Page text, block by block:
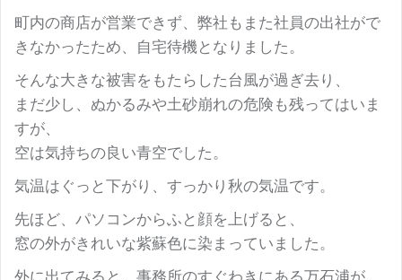
町内の商店が営業できず、弊社もまた社員の出社がで
きなかったため、自宅待機となりました。
そんな大きな被害をもたらした台風が過ぎ去り、
まだ少し、ぬかるみや土砂崩れの危険も残ってはいま
すが、
空は気持ちの良い青空でした。
気温はぐっと下がり、すっかり秋の気温です。
先ほど、パソコンからふと顔を上げると、
窓の外がきれいな紫蘇色に染まっていました。
外に出てみると、事務所のすぐわきにある万石浦が、